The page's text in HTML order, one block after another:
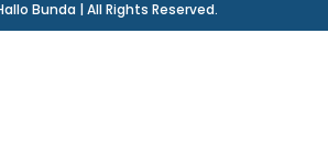
Bunda | All Rights Reserved.